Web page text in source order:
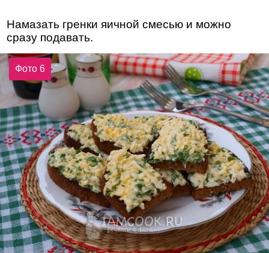
Намазать гренки яичной смесью и можно
сразу подавать.
Фото 6